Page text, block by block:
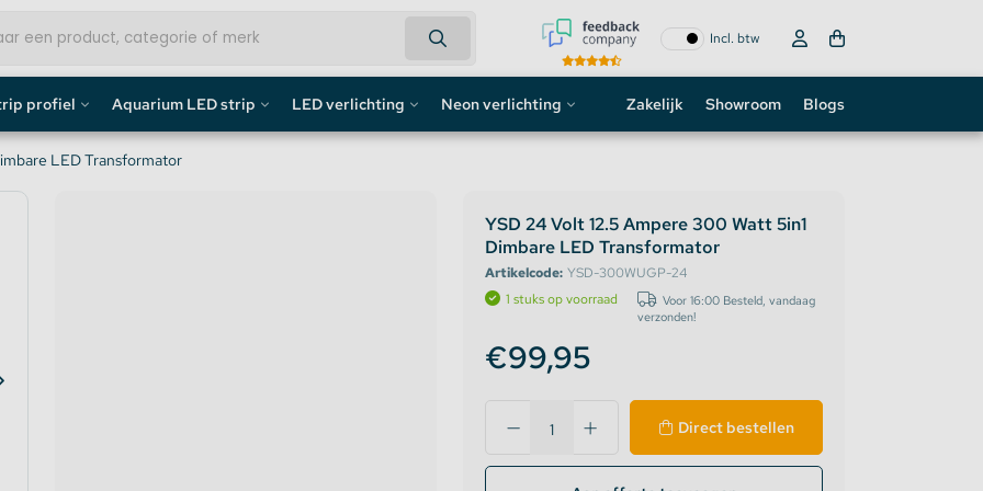
Incl. btw
profiel
/ Gipsplaten Profiel
Aquarium LED strip
Aquarium LED Strips
LED verlichting Neon verlichting
Custom neon sign
Neon LED strip
Zakelijk Showroom Blogs
LED Transformator
YSD 24 Volt 12.5 Ampere 300 Watt 5in1
Dimbare LED Transformator
Artikelcode: YSD-300WUGP-24
1 stuks op voorraad
Voor 16:00 Besteld, vandaag
verzonden!
€99,95
Direct bestellen